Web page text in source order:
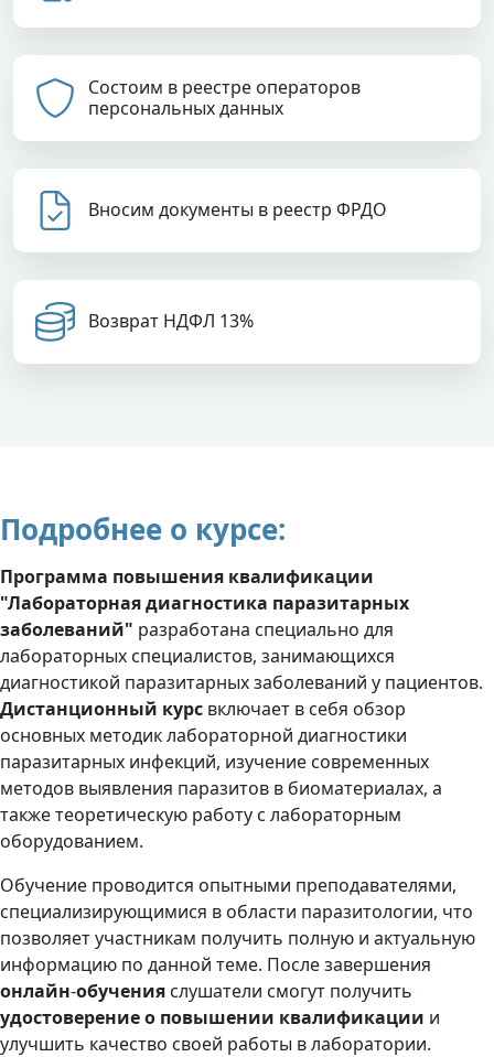
Состоим в реестре операторов
персональных данных
Вносим документы в реестр ФРДО
Возврат НДФЛ 13%
Подробнее о курсе:
Программа повышения квалификации
"Лабораторная диагностика паразитарных
заболеваний" разработана специально для
лабораторных специалистов, занимающихся
диагностикой паразитарных заболеваний у пациентов.
Дистанционный курс включает в себя обзор
основных методик лабораторной диагностики
паразитарных инфекций, изучение современных
методов выявления паразитов в биоматериалах, а
также теоретическую работу с лабораторным
оборудованием.
Обучение проводится опытными преподавателями,
специализирующимися в области паразитологии, что
позволяет участникам получить полную и актуальную
информацию по данной теме. После завершения
онлайн-обучения слушатели смогут получить
удостоверение о повышении квалификации и
улучшить качество своей работы в лаборатории.